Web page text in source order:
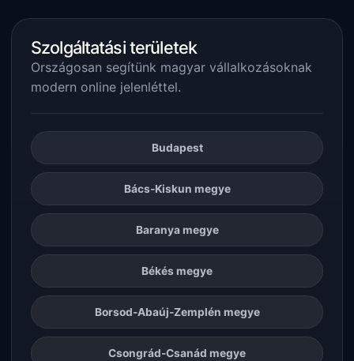
Szolgáltatási területek
Országosan segítünk magyar vállalkozásoknak
modern online jelenléttel.
Budapest
Bács-Kiskun megye
Baranya megye
Békés megye
Borsod-Abaúj-Zemplén megye
Csongrád-Csanád megye